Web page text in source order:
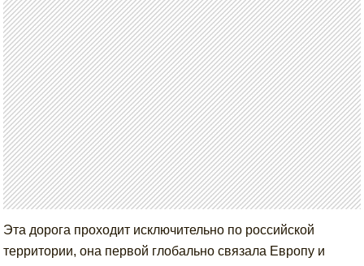
Эта дорога проходит исключительно по российской
территории, она первой глобально связала Европу и